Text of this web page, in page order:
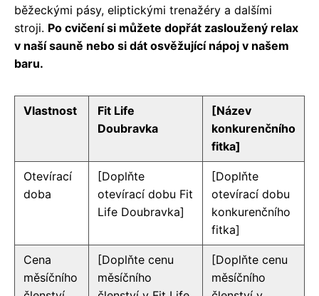
běžeckými pásy, eliptickými trenažéry a dalšími
stroji. Po cvičení si můžete dopřát zasloužený relax
v naší sauně nebo si dát osvěžující nápoj v našem
baru.
Vlastnost
Fit Life
Doubravka
[Název
konkurenčního
fitka]
Otevírací
doba
[Doplňte
otevírací dobu Fit
Life Doubravka]
[Doplňte
otevírací dobu
konkurenčního
fitka]
Cena
měsíčního
[Doplňte cenu
měsíčního
[Doplňte cenu
měsíčního